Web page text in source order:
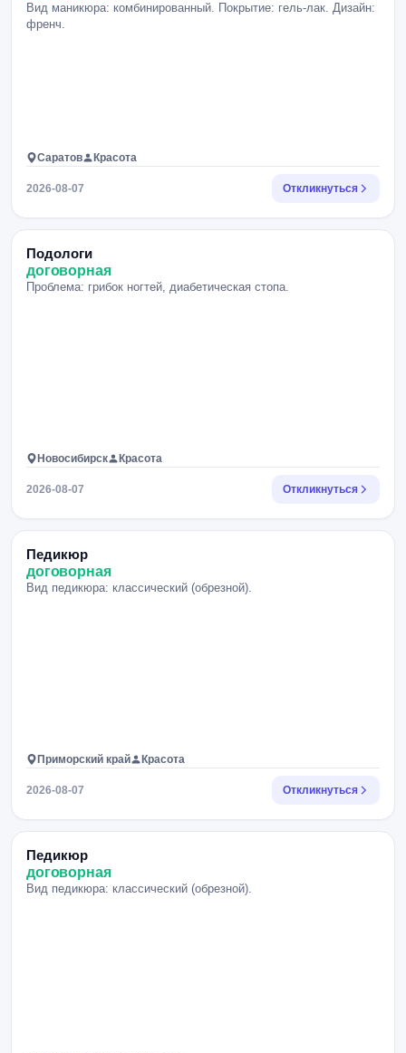
Вид маникюра: комбинированный. Покрытие: гель-лак. Дизайн:
френч.
Саратов Красота
2026-08-07 Откликнуться
Подологи
договорная
Проблема: грибок ногтей, диабетическая стопа.
Новосибирск Красота
2026-08-07 Откликнуться
Педикюр
договорная
Вид педикюра: классический (обрезной).
Приморский край Красота
2026-08-07 Откликнуться
Педикюр
договорная
Вид педикюра: классический (обрезной).